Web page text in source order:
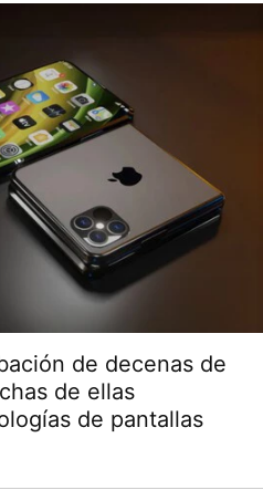
de decenas de
de ellas
de pantallas